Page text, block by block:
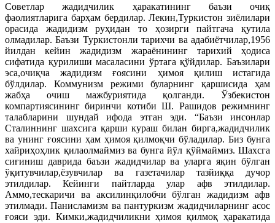
Советлар жадидчилик ҳаракатининг баъзи очиқ
фаолиятларига барҳам бердилар. Лекин,Туркистон зиёлилари
орасида жадидизм руҳидан то ҳозирги пайтгача қутила
олмадилар. Баъзи Туркистонли тарихчи ва адабиётчилар,1956
йилдан кейин жадидизм жараёнининг тарихий ҳодиса
сифатида қурилиши масаласини ўртага қўйдилар. Баъзилари
эса,очиқча жадидизм ғоясини ҳимоя қилиш истагида
бўлдилар. Коммунизм режими буларнинг қаршисида ҳам
жабҳа очиш мажбуриятида қолганди. Ўзбекистон
компартиясининг биринчи котиби Ш. Рашидов режимнинг
талабларини шундай ифода этган эди. “Баъзи инсонлар
Сталиннинг шахсига қарши кураш билан бирга,жадидчилик
ва унинг ғоясини ҳам ҳимоя қилмоқчи бўладилар. Биз бунга
хайриҳоҳлик қилаолмаймиз ва бунга йўл қўймаймиз. Шахсга
сиғиниш даврида баъзи жадидчилар ва уларга яқин бўлган
ўқитувчилар,ёзувчилар ва газетачилар тазйиққа дучор
этилдилар. Кейинги пайтларда улар афв этилдилар.
Аммо,тескаричи ва аксилинқилобчи бўлган жадидизм афв
этилмади. Панисламизм ва пантуркизм жадидчиларнинг асос
ғояси эди. Кимки,жадидчиликни ҳимоя қилмоқ ҳаракатида